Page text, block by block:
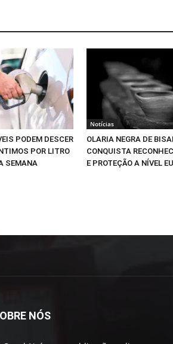
PODEM DESCER
POR LITRO
SEMANA
Notícias
OLARIA NEGRA DE
CONQUISTA
E PROTEÇÃO A NÍVEL
NÓS